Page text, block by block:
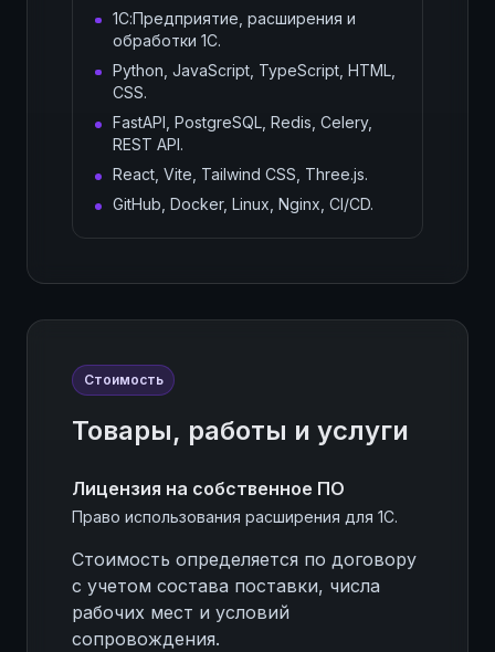
1С:Предприятие, расширения и
обработки 1С.
Python, JavaScript, TypeScript, HTML,
CSS.
FastAPI, PostgreSQL, Redis, Celery,
REST API.
React, Vite, Tailwind CSS, Three.js.
GitHub, Docker, Linux, Nginx, CI/CD.
Стоимость
Товары, работы и услуги
Лицензия на собственное ПО
Право использования расширения для 1С.
Стоимость определяется по договору
с учетом состава поставки, числа
рабочих мест и условий
сопровождения.